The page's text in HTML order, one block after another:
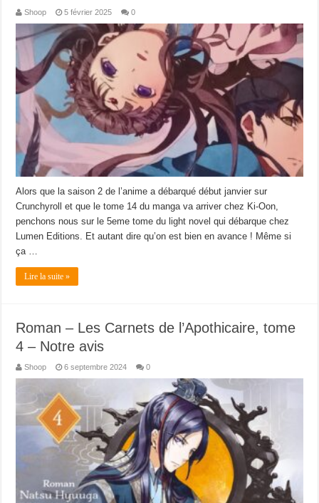
Shoop 5 février 2025 0
Alors que la saison 2 de l’anime a débarqué début janvier sur
Crunchyroll et que le tome 14 du manga va arriver chez Ki-Oon,
penchons nous sur le 5eme tome du light novel qui débarque chez
Lumen Editions. Et autant dire qu’on est bien en avance ! Même si
ça …
Lire la suite »
Roman – Les Carnets de l’Apothicaire, tome
4 – Notre avis
Shoop 6 septembre 2024 0